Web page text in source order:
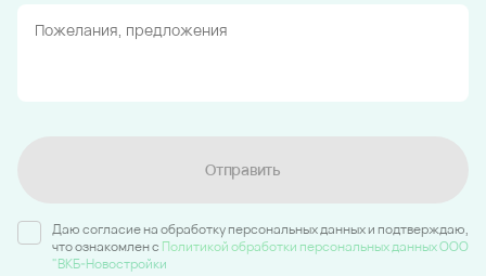
Отправить
Даю согласие на обработку персональных данных и подтверждаю,
что ознакомлен c Политикой обработки персональных данных ООО
"ВКБ-Новостройки